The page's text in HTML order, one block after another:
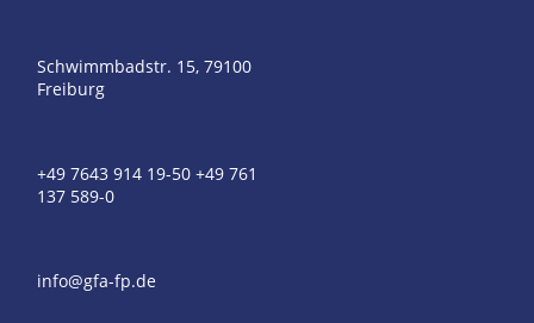
Schwimmbadstr. 15, 79100
Freiburg
+49 7643 914 19-50 +49 761
137 589-0
info@gfa-fp.de